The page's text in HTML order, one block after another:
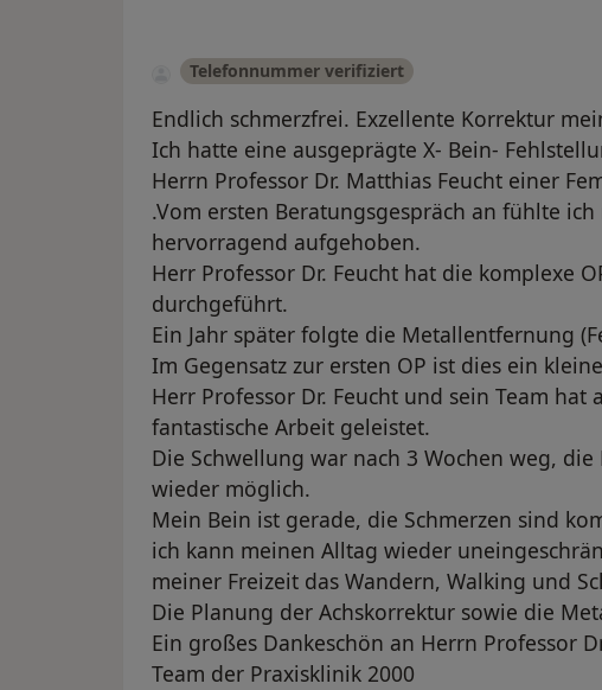
Telefonnummer verifiziert
Endlich schmerzfrei. Exzellente Korrektur
Ich hatte eine ausgeprägte X- Bein-
Herrn Professor Dr. Matthias Feucht einer
.Vom ersten Beratungsgespräch an fühlte
hervorragend aufgehoben.
Herr Professor Dr. Feucht hat die komplexe
durchgeführt.
Ein Jahr später folgte die Metallentfernung
Im Gegensatz zur ersten OP ist dies ein
Herr Professor Dr. Feucht und sein Team hat
fantastische Arbeit geleistet.
Die Schwellung war nach 3 Wochen weg,
wieder möglich.
Mein Bein ist gerade, die Schmerzen sind
ich kann meinen Alltag wieder
meiner Freizeit das Wandern, Walking und
Die Planung der Achskorrektur sowie die
Ein großes Dankeschön an Herrn Professor
Team der Praxisklinik 2000